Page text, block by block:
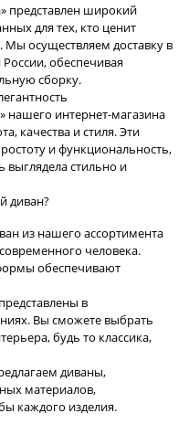
представлен широкий
для тех, кто ценит
Мы осуществляем доставку в
обеспечивая
сборку.
нашего интернет-магазина
качества и стиля. Эти
и функциональность,
выглядела стильно и
диван?
из нашего ассортимента
человека.
обеспечивают
в
Вы сможете выбрать
будь то классика,
диваны,
материалов,
каждого изделия.